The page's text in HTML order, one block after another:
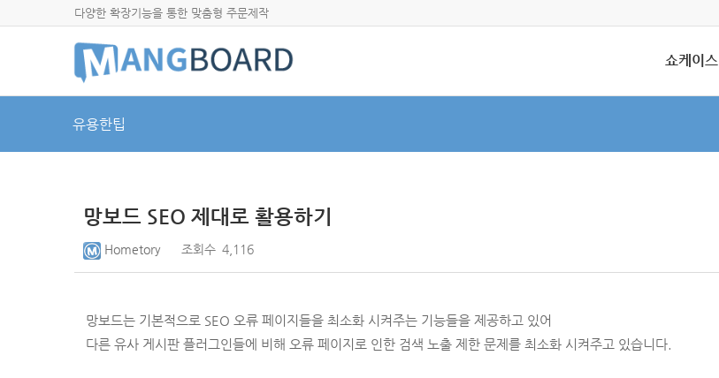
다양한 확장기능을 통한 맞춤형 주문제작
쇼케이스
유용한팁
망보드 SEO 제대로 활용하기
Hometory 조회수 4,116
망보드는 기본적으로 SEO 오류 페이지들을 최소화 시켜주는 기능들을 제공하고 있어
다른 유사 게시판 플러그인들에 비해 오류 페이지로 인한 검색 노출 제한 문제를 최소화 시켜주고 있습니다.